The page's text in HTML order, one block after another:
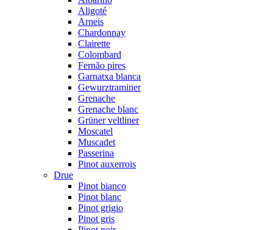
Aligoté
Arneis
Chardonnay
Clairette
Colombard
Fernão pires
Garnatxa blanca
Gewurztraminer
Grenache
Grenache blanc
Grüner veltliner
Moscatel
Muscadet
Passerina
Pinot auxerrois
Drue
Pinot bianco
Pinot blanc
Pinot grigio
Pinot gris